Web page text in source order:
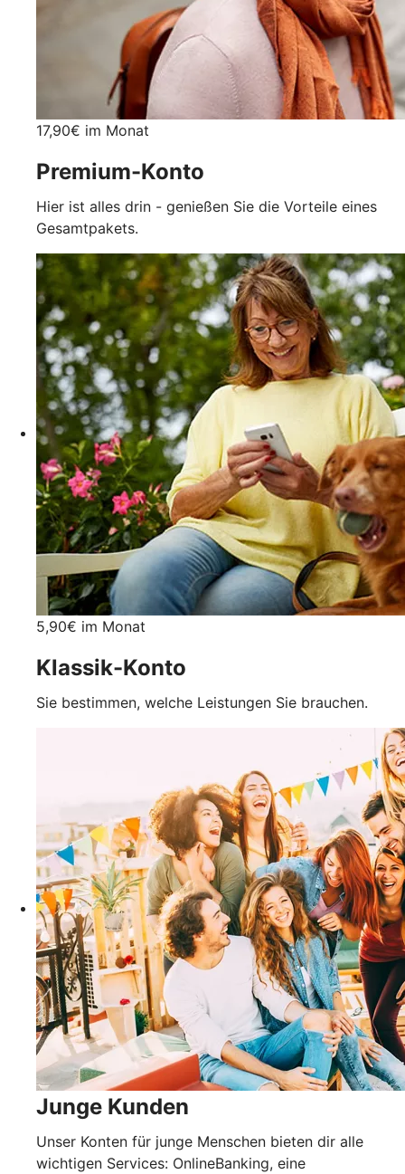
17,90€ im Monat
Premium-Konto
Hier ist alles drin - genießen Sie die Vorteile eines
Gesamtpakets.
5,90€ im Monat
Klassik-Konto
Sie bestimmen, welche Leistungen Sie brauchen.
Junge Kunden
Unser Konten für junge Menschen bieten dir alle
wichtigen Services: OnlineBanking, eine